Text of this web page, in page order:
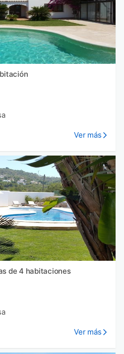
Ver más
de 4 habitaciones
Ver más